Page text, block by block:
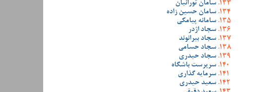
سامان تورانیان
سامان حسین زاده
سامانه پیامکی
سجاد اژدر
سجاد بیرانوند
سجاد حسامی
سجاد حیدری
سرپرست باشگاه
سرمایه گذاری
سعید حیدری